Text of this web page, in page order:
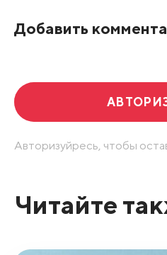
Добавить
Авторизуйресь, чтобы
Читайте